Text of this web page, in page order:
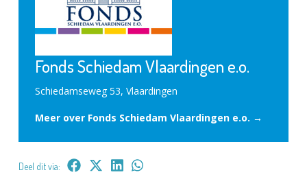
Fonds Schiedam Vlaardingen e.o.
Schiedamseweg 53, Vlaardingen
Meer over Fonds Schiedam Vlaardingen e.o. →
Deel dit via: